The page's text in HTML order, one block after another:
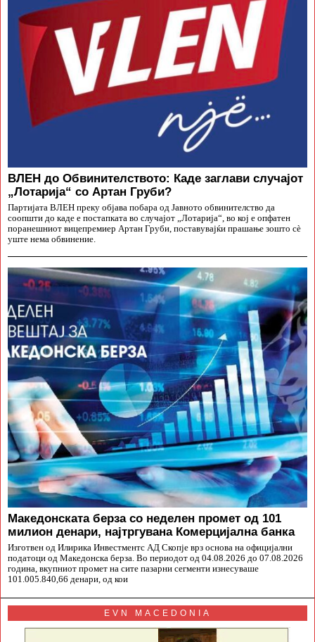
ВЛЕН до Обвинителството: Каде заглави случајот
„Лотарија“ со Артан Груби?
Партијата ВЛЕН преку објава побара од Јавното обвинителство да
соопшти до каде е постапката во случајот „Лотарија“, во кој е опфатен
поранешниот вицепремиер Артан Груби, поставувајќи прашање зошто сè
уште нема обвинение.
Македонската берза со неделен промет од 101
милион денари, најтргувана Комерцијална банка
Изготвен од Илирика Инвестментс АД Скопје врз основа на официјални
податоци од Македонска берза. Во периодот од 04.08.2026 до 07.08.2026
година, вкупниот промет на сите пазарни сегменти изнесуваше
101.005.840,66 денари, од кои
EVN MACEDONIA